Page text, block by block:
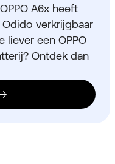
A6x heeft
verkrijgbaar
liever een OPPO
Ontdek dan